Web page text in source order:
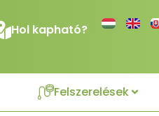
Hol kapható?
Felszerelések